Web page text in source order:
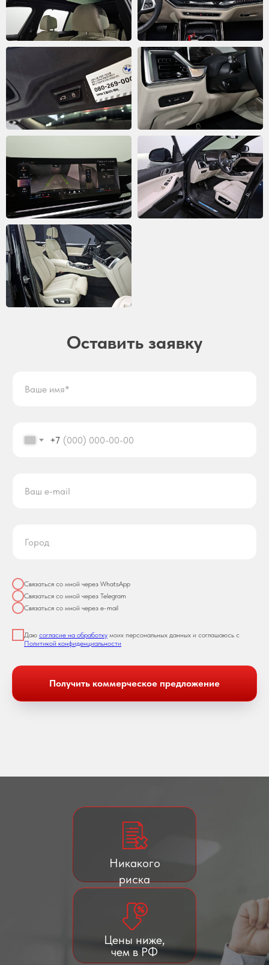
Оставить заявку
+7
Связаться со мной через WhatsApp
Связаться со мной через Telegram
Связаться со мной через e-mail
Даю согласие на обработку моих персональных данных и соглашаюсь с
Политикой конфиденциальности
Получить коммерческое предложение
Никакого
риска
Цены ниже,
чем в РФ